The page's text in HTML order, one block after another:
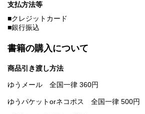
支払方法等
■クレジットカード
■銀行振込
書籍の購入について
商品引き渡し方法
ゆうメール 全国一律 360円
ゆうパケットorネコポス 全国一律 500円